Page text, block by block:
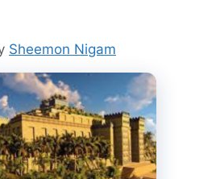
Sheemon Nigam